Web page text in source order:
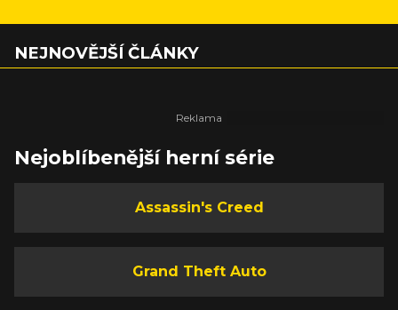
NEJNOVĚJŠÍ ČLÁNKY
Nejoblíbenější herní série
Assassin's Creed
Grand Theft Auto